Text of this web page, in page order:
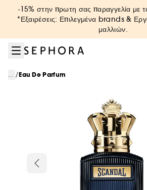
Μετάβαση στο μενού
Μετάβαση στο κύριο περιεχόμενο
Μετάβαση στο υποσέλιδο
-15% στην πρωτη σας παραγγελία με
*Εξαιρέσεις: Επιλεγμένα brands &
μαλλιών.
... /Eau De Parfum